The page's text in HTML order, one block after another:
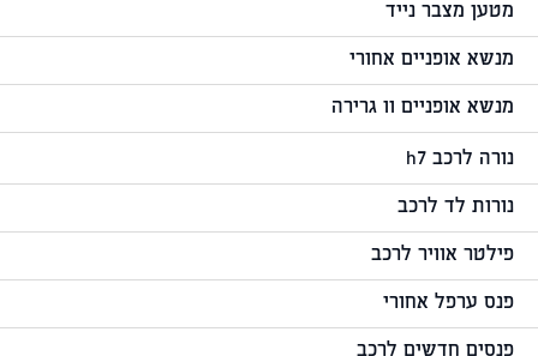
מטען מצבר נייד
מנשא אופניים אחורי
מנשא אופניים וו גרירה
נורה לרכב h7
נורות לד לרכב
פילטר אוויר לרכב
פנס ערפל אחורי